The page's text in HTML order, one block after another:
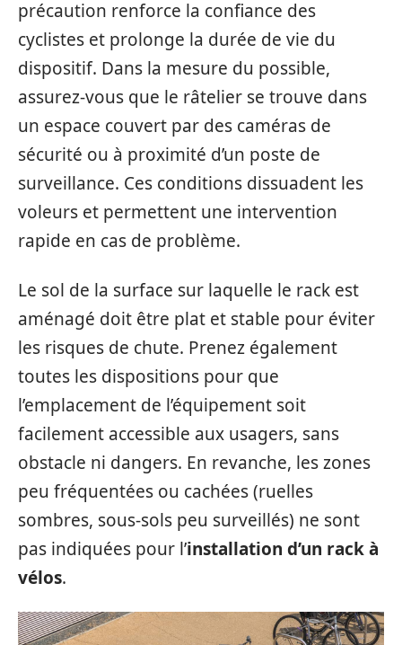
précaution renforce la confiance des
cyclistes et prolonge la durée de vie du
dispositif. Dans la mesure du possible,
assurez-vous que le râtelier se trouve dans
un espace couvert par des caméras de
sécurité ou à proximité d’un poste de
surveillance. Ces conditions dissuadent les
voleurs et permettent une intervention
rapide en cas de problème.
Le sol de la surface sur laquelle le rack est
aménagé doit être plat et stable pour éviter
les risques de chute. Prenez également
toutes les dispositions pour que
l’emplacement de l’équipement soit
facilement accessible aux usagers, sans
obstacle ni dangers. En revanche, les zones
peu fréquentées ou cachées (ruelles
sombres, sous-sols peu surveillés) ne sont
pas indiquées pour l’installation d’un rack à
vélos.